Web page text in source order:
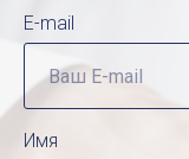
E-mail
Имя